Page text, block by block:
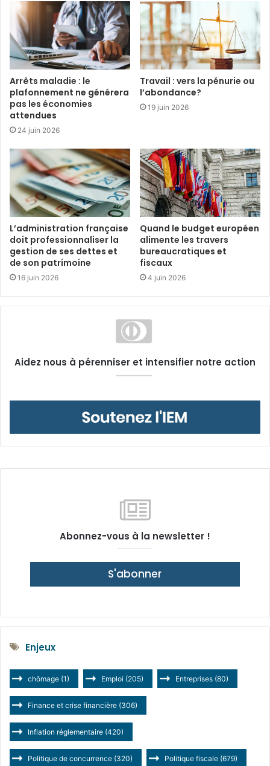
Arrêts maladie : le
plafonnement ne générera
pas les économies
attendues
24 juin 2026
Travail : vers la pénurie ou
l’abondance?
19 juin 2026
L’administration française
doit professionnaliser la
gestion de ses dettes et
de son patrimoine
16 juin 2026
Quand le budget européen
alimente les travers
bureaucratiques et
fiscaux
4 juin 2026
Aidez nous à pérenniser et intensifier notre action
Abonnez-vous à la newsletter !
S'abonner
Enjeux
chômage (1) Emploi (205) Entreprises (80)
Finance et crise financière (306)
Inflation réglementaire (420)
Politique de concurrence (320) Politique fiscale (679)